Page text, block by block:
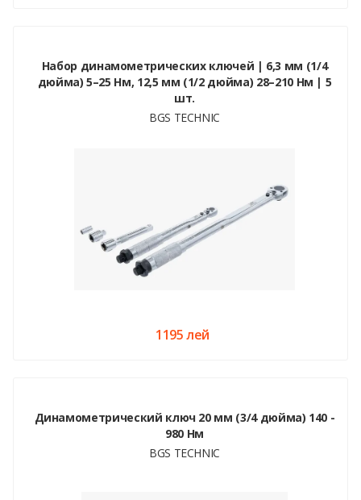
Набор динамометрических ключей | 6,3 мм (1/4
дюйма) 5–25 Нм, 12,5 мм (1/2 дюйма) 28–210 Нм | 5
шт.
BGS TECHNIC
1195 лей
Динамометрический ключ 20 мм (3/4 дюйма) 140 -
980 Нм
BGS TECHNIC